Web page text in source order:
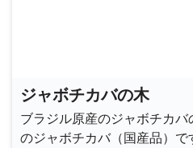
ジャボチカバの木
ブラジル原産のジャボチカ
のジャボチカバ（国産品）